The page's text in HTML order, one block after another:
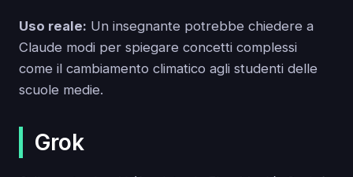
Uso reale: Un insegnante potrebbe chiedere a
Claude modi per spiegare concetti complessi
come il cambiamento climatico agli studenti delle
scuole medie.
Grok